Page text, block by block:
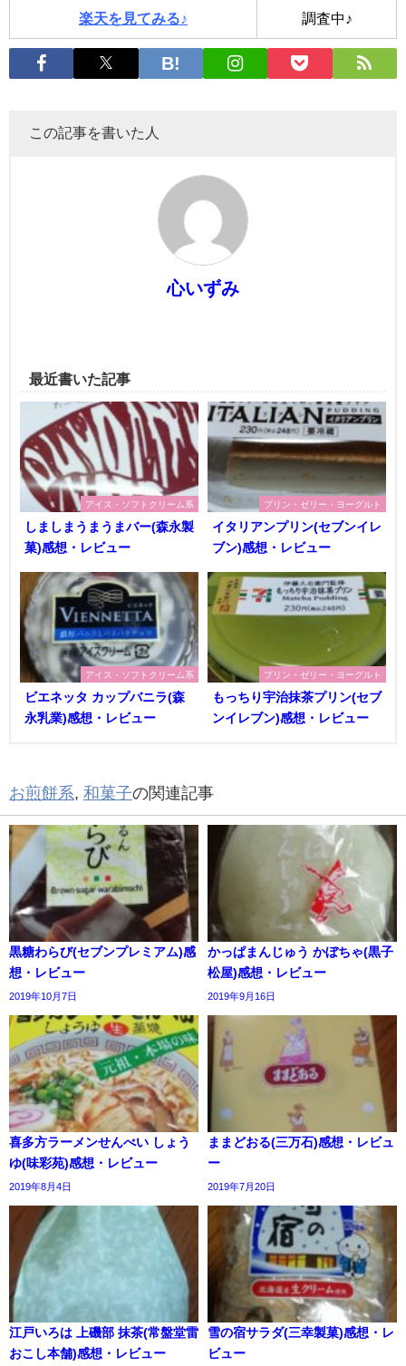
楽天を見てみる♪ 調査中♪
この記事を書いた人
心いずみ
最近書いた記事
アイス・ソフトクリーム系
しましまうまうまバー(森永製
菓)感想・レビュー
プリン・ゼリー・ヨーグルト
イタリアンプリン(セブンイレ
ブン)感想・レビュー
アイス・ソフトクリーム系
ビエネッタ カップバニラ(森
永乳業)感想・レビュー
プリン・ゼリー・ヨーグルト
もっちり宇治抹茶プリン(セブ
ンイレブン)感想・レビュー
お煎餅系 和菓子の関連記事
黒糖わらび(セブンプレミアム)感
想・レビュー
2019年10月7日
かっぱまんじゅう かぼちゃ(黒子
松屋)感想・レビュー
2019年9月16日
喜多方ラーメンせんべい しょう
ゆ(味彩苑)感想・レビュー
2019年8月4日
ままどおる(三万石)感想・レビュ
ー
2019年7月20日
江戸いろは 上磯部 抹茶(常盤堂雷
おこし本舗)感想・レビュー
雪の宿サラダ(三幸製菓)感想・レ
ビュー